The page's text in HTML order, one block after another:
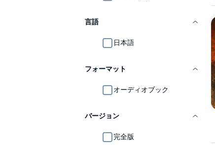
言語
日本語
フォーマット
オーディオブック
バージョン
完全版